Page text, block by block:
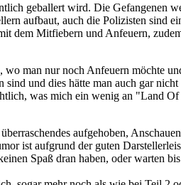
geballert wird. Die Gefangenen
aufbaut, auch die Polizisten
dem Mitfiebern und Anfeuern,
man nur noch Anfeuern möchte
und dies hätte man auch gar
was mich ein wenig an "Land
aufgehoben,
ist aufgrund der guten
Spaß dran haben, oder warten